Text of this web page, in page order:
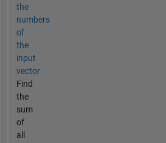
the
numbers
of
the
input
vector
Find
the
sum
of
all